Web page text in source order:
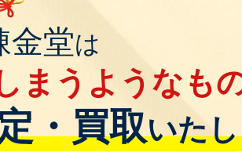
金堂は
まうようなも
・買取いた